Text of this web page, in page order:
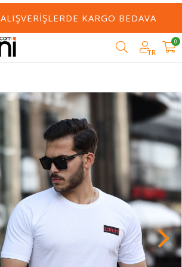
KARGO BEDAVA
TR
0